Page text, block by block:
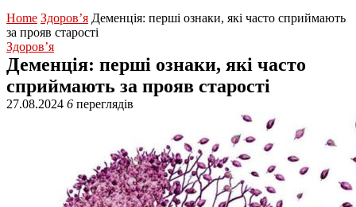
Home Здоров’я Деменція: перші ознаки, які часто сприймають
за прояв старості
Здоров’я
Деменція: перші ознаки, які часто
сприймають за прояв старості
27.08.2024 6 переглядів